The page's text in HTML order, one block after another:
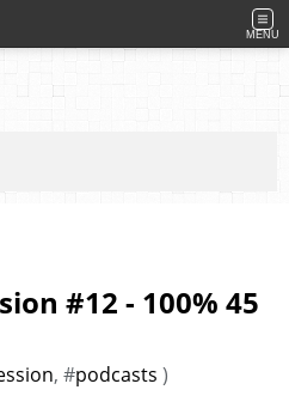
MENU
#12 - 100% 45
, #podcasts )